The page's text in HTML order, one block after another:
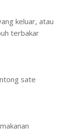
keluar, atau
terbakar
sate